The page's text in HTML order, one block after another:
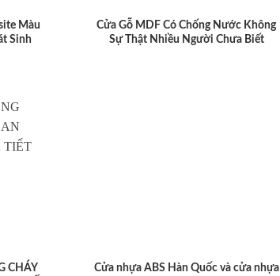
Màu
Sinh
Cửa Gỗ MDF Có Chống Nước Không
Sự Thật Nhiều Người Chưa Biết
CHÁY
Cửa nhựa ABS Hàn Quốc và cửa nhựa